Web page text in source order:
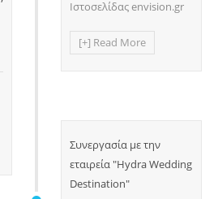
Ιστοσελίδας envision.gr
[+] Read More
Συνεργασία με την
εταιρεία "Hydra Wedding
Destination"